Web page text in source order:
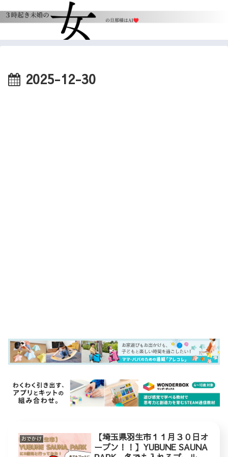
2025-12-30
おでかけ
【埼玉県羽生市１１月３０日オ
ープン！！】YUBUNE SAUNA